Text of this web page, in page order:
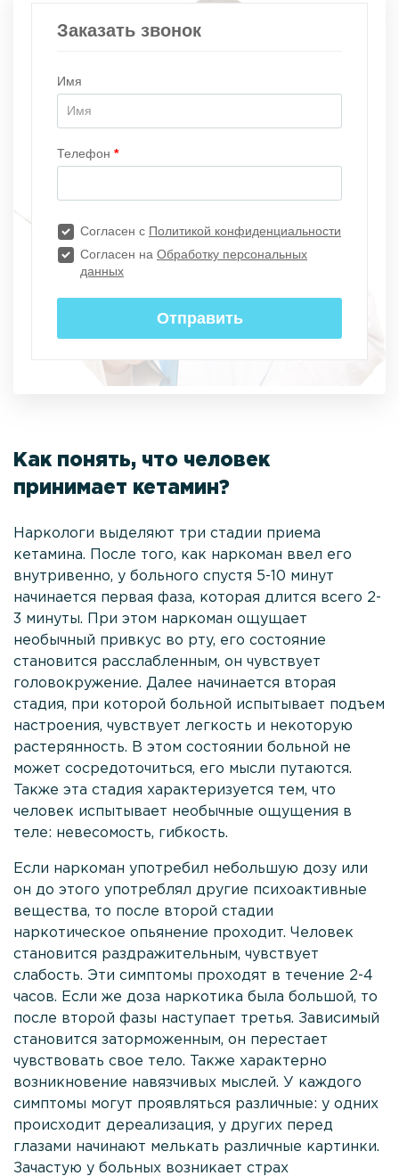
Как понять, что человек
принимает кетамин?
Наркологи выделяют три стадии приема
кетамина. После того, как наркоман ввел его
внутривенно, у больного спустя 5-10 минут
начинается первая фаза, которая длится всего 2-
3 минуты. При этом наркоман ощущает
необычный привкус во рту, его состояние
становится расслабленным, он чувствует
головокружение. Далее начинается вторая
стадия, при которой больной испытывает подъем
настроения, чувствует легкость и некоторую
растерянность. В этом состоянии больной не
может сосредоточиться, его мысли путаются.
Также эта стадия характеризуется тем, что
человек испытывает необычные ощущения в
теле: невесомость, гибкость.
Если наркоман употребил небольшую дозу или
он до этого употреблял другие психоактивные
вещества, то после второй стадии
наркотическое опьянение проходит. Человек
становится раздражительным, чувствует
слабость. Эти симптомы проходят в течение 2-4
часов. Если же доза наркотика была большой, то
после второй фазы наступает третья. Зависимый
становится заторможенным, он перестает
чувствовать свое тело. Также характерно
возникновение навязчивых мыслей. У каждого
симптомы могут проявляться различные: у одних
происходит дереализация, у других перед
глазами начинают мелькать различные картинки.
Зачастую у больных возникает страх